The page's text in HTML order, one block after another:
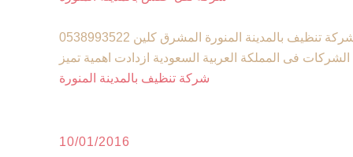
تنظيف بالمدينة المنورة المشرق كلين 0538993522
فى المملكة العربية السعودية ازدادت اهمية تميز
شركة تنظيف بالمدينة المنورة
10/01/2016